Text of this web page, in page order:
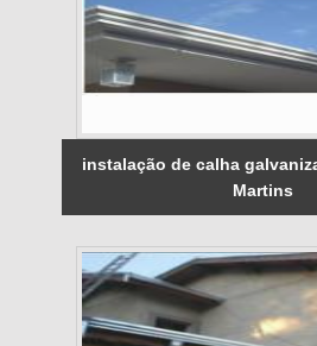
instalação de calha
Martins